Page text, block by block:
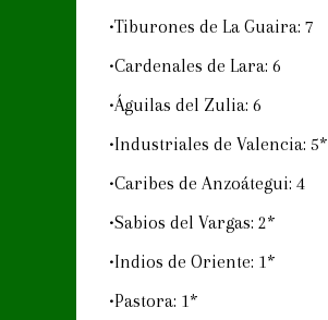
•Tiburones de La Guaira: 7
•Cardenales de Lara: 6
•Águilas del Zulia: 6
•Industriales de Valencia: 5*
•Caribes de Anzoátegui: 4
•Sabios del Vargas: 2*
•Indios de Oriente: 1*
•Pastora: 1*